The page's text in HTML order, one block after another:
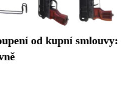
od kupní smlouvy: